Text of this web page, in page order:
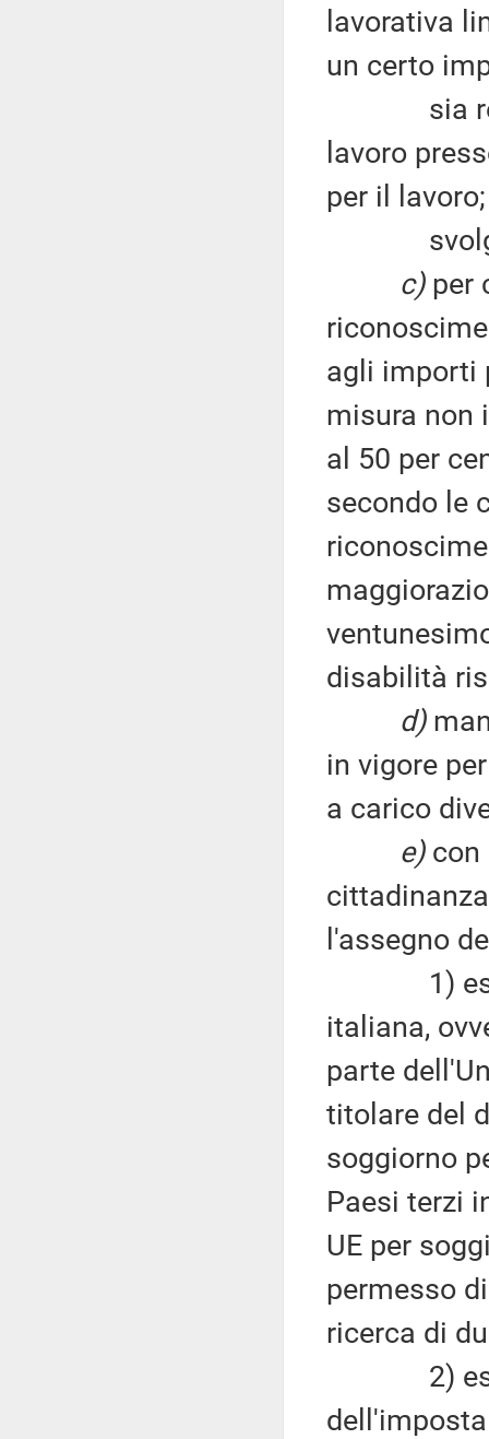
lavorativa
un certo
sia
lavoro
per il lavoro;
svolga il
c)per
agli importi
misura non
al 50 per
secondo le
disabilità
d)
in vigore
a carico
e)con
l'assegno
1)
italiana,
parte
titolare del
soggiorno
Paesi terzi
UE per
permesso
ricerca di
2)